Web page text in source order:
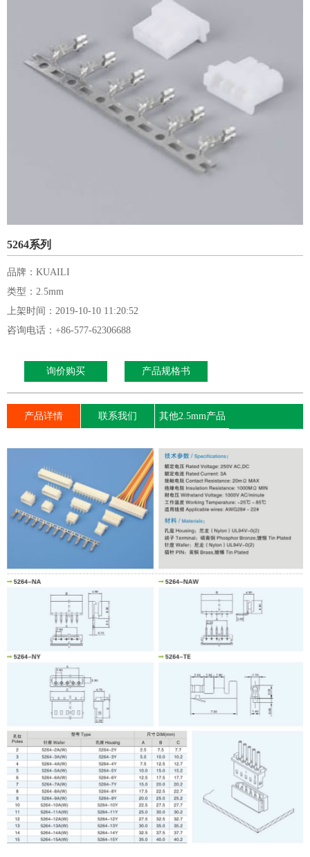
5264系列
品牌：KUAILI
类型：2.5mm
上架时间：2019-10-10 11:20:52
咨询电话：+86-577-62306688
询价购买 产品规格书
产品详情 联系我们 其他2.5mm产品